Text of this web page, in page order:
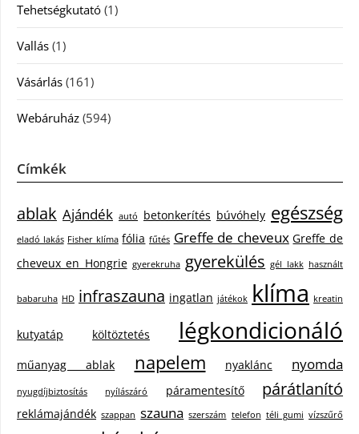
Tehetségkutató (1)
Vallás (1)
Vásárlás (161)
Webáruház (594)
Címkék
ablak Ajándék autó betonkerítés búvóhely egészség
eladó lakás Fisher klíma fólia fűtés Greffe de cheveux Greffe de
cheveux en Hongrie gyerekruha gyerekülés gél lakk használt
babaruha HD infraszauna ingatlan játékok klíma kreatin
kutyatáp költöztetés légkondicionáló
műanyag ablak napelem nyaklánc nyomda
nyugdíjbiztosítás nyílászáró páramentesítő párátlanító
reklámajándék szappan szauna szerszám telefon téli gumi vízszűrő